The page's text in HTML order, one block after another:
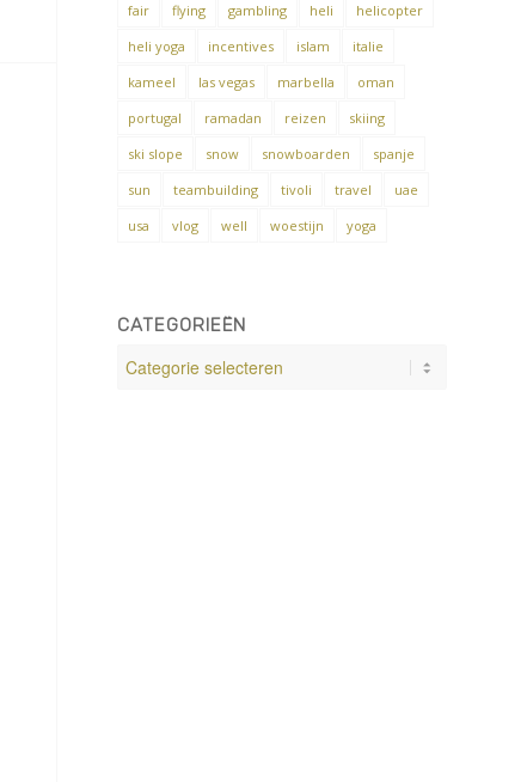
fair
flying gambling heli
helicopter
heli yoga
incentives islam
italie
kameel
las vegas marbella
oman
portugal
ramadan reizen
skiing
ski slope
snow snowboarden
spanje
sun
teambuilding tivoli travel
uae
usa
vlog well woestijn yoga
CATEGORIEËN